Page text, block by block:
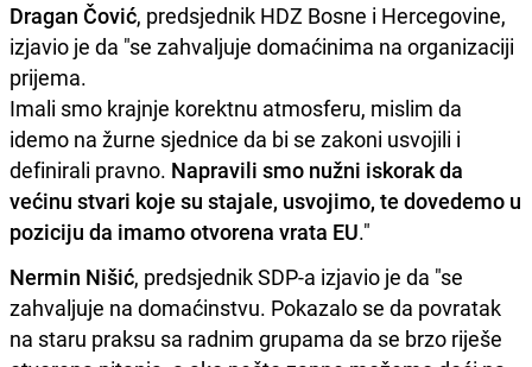
Dragan Čović, predsjednik HDZ Bosne i Hercegovine,
izjavio je da "se zahvaljuje domaćinima na organizaciji
prijema.
Imali smo krajnje korektnu atmosferu, mislim da
idemo na žurne sjednice da bi se zakoni usvojili i
definirali pravno. Napravili smo nužni iskorak da
većinu stvari koje su stajale, usvojimo, te dovedemo u
poziciju da imamo otvorena vrata EU."
Nermin Nišić, predsjednik SDP-a izjavio je da "se
zahvaljuje na domaćinstvu. Pokazalo se da povratak
na staru praksu sa radnim grupama da se brzo riješe